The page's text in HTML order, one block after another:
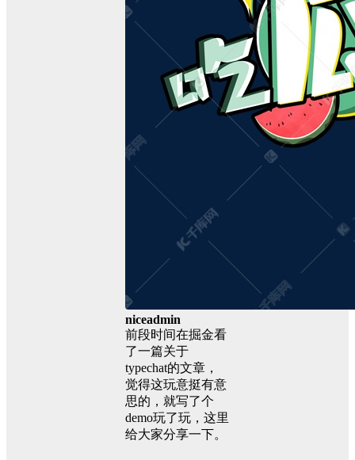
niceadmin
前段时间在掘金看
了一篇关于
typechat的文章，
觉得这玩意挺有意
思的，就写了个
demo玩了玩，这里
给大家分享一下。